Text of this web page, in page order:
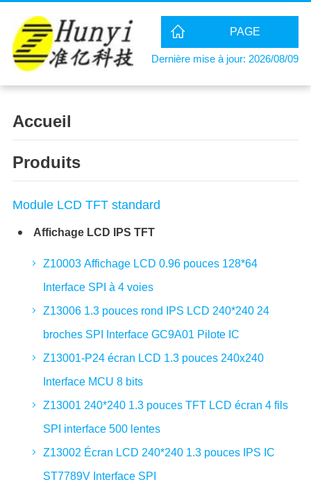
PAGE
D'ACCUEIL
Dernière mise à jour: 2026/08/09
Accueil
Produits
Module LCD TFT standard
Affichage LCD IPS TFT
Z10003 Affichage LCD 0.96 pouces 128*64
Interface SPI à 4 voies
Z13006 1.3 pouces rond IPS LCD 240*240 24
broches SPI Interface GC9A01 Pilote IC
Z13001-P24 écran LCD 1.3 pouces 240x240
Interface MCU 8 bits
Z13001 240*240 1.3 pouces TFT LCD écran 4 fils
SPI interface 500 lentes
Z13002 Écran LCD 240*240 1.3 pouces IPS IC
ST7789V Interface SPI